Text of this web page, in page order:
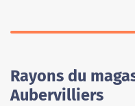
Rayons du
Aubervilliers